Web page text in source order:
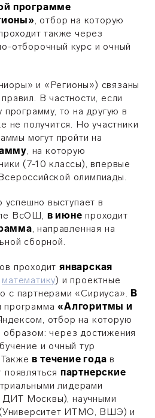
программе
, отбор на которую
также через
отборочный курс и очный
и «Регионы») связаны
В частности, если
программу, то на другую в
не получится. Но участники
могут пройти на
, на которую
(7-10 классы), впервые
олимпиады.
успешно выступает в
ВсОШ, в июне проходит
, направленная на
сборной.
проходит январская
математику) и проектные
с партнерами «Сириуса». В
программа «Алгоритмы и
отбор на которую
через достижения
и очный тур
Такжев течение года в
партнерские
лидерами
ДИТ Москвы), научными
(Университет ИТМО, ВШЭ) и